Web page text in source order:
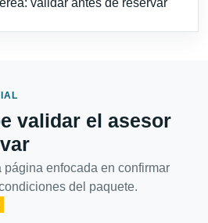
validar antes de reservar
validar el asesor
página enfocada en confirmar
del paquete.